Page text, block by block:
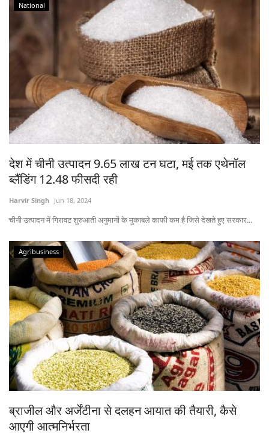
National
देश में चीनी उत्पादन 9.65 लाख टन घटा, मई तक एथेनॉल
ब्लैंडिंग 12.48 फीसदी रही
Harvir Singh Jun 18, 2024
चीनी उत्पादन में गिरावट शुरुआती अनुमानों के मुकाबले काफी कम है जिसे देखते हुए सरकार...
Agribusiness
ब्राजील और अर्जेंटीना से दलहन आयात की तैयारी, कैसे
आएगी आत्मनिर्भरता